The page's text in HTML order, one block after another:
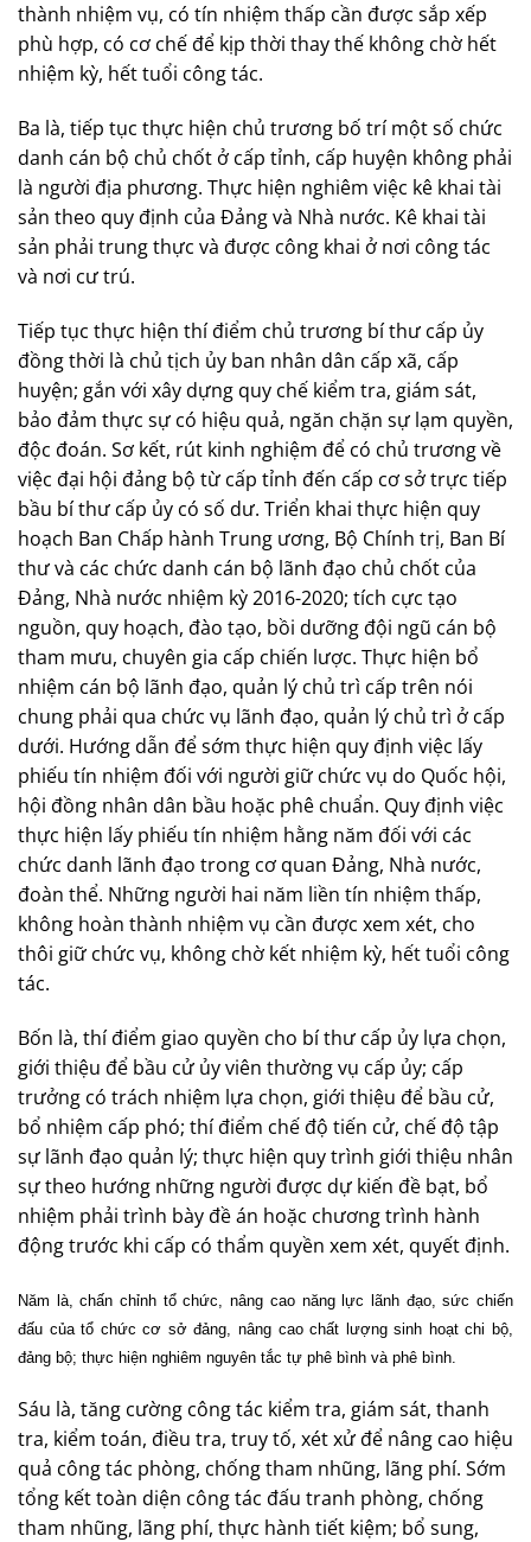
thành nhiệm vụ, có tín nhiệm thấp cần được sắp xếp
phù hợp, có cơ chế để kịp thời thay thế không chờ hết
nhiệm kỳ, hết tuổi công tác.
Ba là, tiếp tục thực hiện chủ trương bố trí một số chức
danh cán bộ chủ chốt ở cấp tỉnh, cấp huyện không phải
là người địa phương. Thực hiện nghiêm việc kê khai tài
sản theo quy định của Đảng và Nhà nước. Kê khai tài
sản phải trung thực và được công khai ở nơi công tác
và nơi cư trú.
Tiếp tục thực hiện thí điểm chủ trương bí thư cấp ủy
đồng thời là chủ tịch ủy ban nhân dân cấp xã, cấp
huyện; gắn với xây dựng quy chế kiểm tra, giám sát,
bảo đảm thực sự có hiệu quả, ngăn chặn sự lạm quyền,
độc đoán. Sơ kết, rút kinh nghiệm để có chủ trương về
việc đại hội đảng bộ từ cấp tỉnh đến cấp cơ sở trực tiếp
bầu bí thư cấp ủy có số dư. Triển khai thực hiện quy
hoạch Ban Chấp hành Trung ương, Bộ Chính trị, Ban Bí
thư và các chức danh cán bộ lãnh đạo chủ chốt của
Đảng, Nhà nước nhiệm kỳ 2016-2020; tích cực tạo
nguồn, quy hoạch, đào tạo, bồi dưỡng đội ngũ cán bộ
tham mưu, chuyên gia cấp chiến lược. Thực hiện bổ
nhiệm cán bộ lãnh đạo, quản lý chủ trì cấp trên nói
chung phải qua chức vụ lãnh đạo, quản lý chủ trì ở cấp
dưới. Hướng dẫn để sớm thực hiện quy định việc lấy
phiếu tín nhiệm đối với người giữ chức vụ do Quốc hội,
hội đồng nhân dân bầu hoặc phê chuẩn. Quy định việc
thực hiện lấy phiếu tín nhiệm hằng năm đối với các
chức danh lãnh đạo trong cơ quan Đảng, Nhà nước,
đoàn thể. Những người hai năm liền tín nhiệm thấp,
không hoàn thành nhiệm vụ cần được xem xét, cho
thôi giữ chức vụ, không chờ kết nhiệm kỳ, hết tuổi công
tác.
Bốn là, thí điểm giao quyền cho bí thư cấp ủy lựa chọn,
giới thiệu để bầu cử ủy viên thường vụ cấp ủy; cấp
trưởng có trách nhiệm lựa chọn, giới thiệu để bầu cử,
bổ nhiệm cấp phó; thí điểm chế độ tiến cử, chế độ tập
sự lãnh đạo quản lý; thực hiện quy trình giới thiệu nhân
sự theo hướng những người được dự kiến đề bạt, bổ
nhiệm phải trình bày đề án hoặc chương trình hành
động trước khi cấp có thẩm quyền xem xét, quyết định.
Năm là, chấn chỉnh tổ chức, nâng cao năng lực lãnh đạo, sức chiến
đấu của tổ chức cơ sở đảng, nâng cao chất lượng sinh hoạt chi bộ,
đảng bộ; thực hiện nghiêm nguyên tắc tự phê bình và phê bình.
Sáu là, tăng cường công tác kiểm tra, giám sát, thanh
tra, kiểm toán, điều tra, truy tố, xét xử để nâng cao hiệu
quả công tác phòng, chống tham nhũng, lãng phí. Sớm
tổng kết toàn diện công tác đấu tranh phòng, chống
tham nhũng, lãng phí, thực hành tiết kiệm; bổ sung,